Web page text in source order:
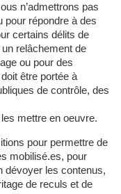
n’admettrons pas
pour répondre à des
certains délits de
relâchement de
ou pour des
être portée à
de contrôle, des
mettre en oeuvre.
pour permettre de
mobilisé.es, pour
dévoyer les contenus,
de reculs et de